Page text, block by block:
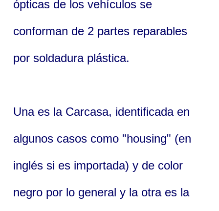
ópticas de los vehículos se
conforman de 2 partes reparables
por soldadura plástica.
Una es la Carcasa, identificada en
algunos casos como "housing" (en
inglés si es importada) y de color
negro por lo general y la otra es la